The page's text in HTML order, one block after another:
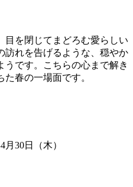
目を閉じてまどろむ愛らしい
訪れを告げるような、穏やか
うです。こちらの心まで解き
春の一場面です。
月30日（木）